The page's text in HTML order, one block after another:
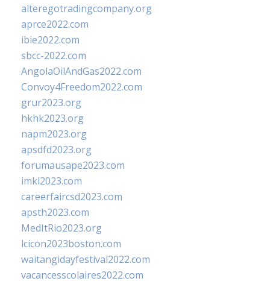
alteregotradingcompany.org
aprce2022.com
ibie2022.com
sbcc-2022.com
AngolaOilAndGas2022.com
Convoy4Freedom2022.com
grur2023.org
hkhk2023.org
napm2023.org
apsdfd2023.org
forumausape2023.com
imkl2023.com
careerfaircsd2023.com
apsth2023.com
MedItRio2023.org
lcicon2023boston.com
waitangidayfestival2022.com
vacancesscolaires2022.com